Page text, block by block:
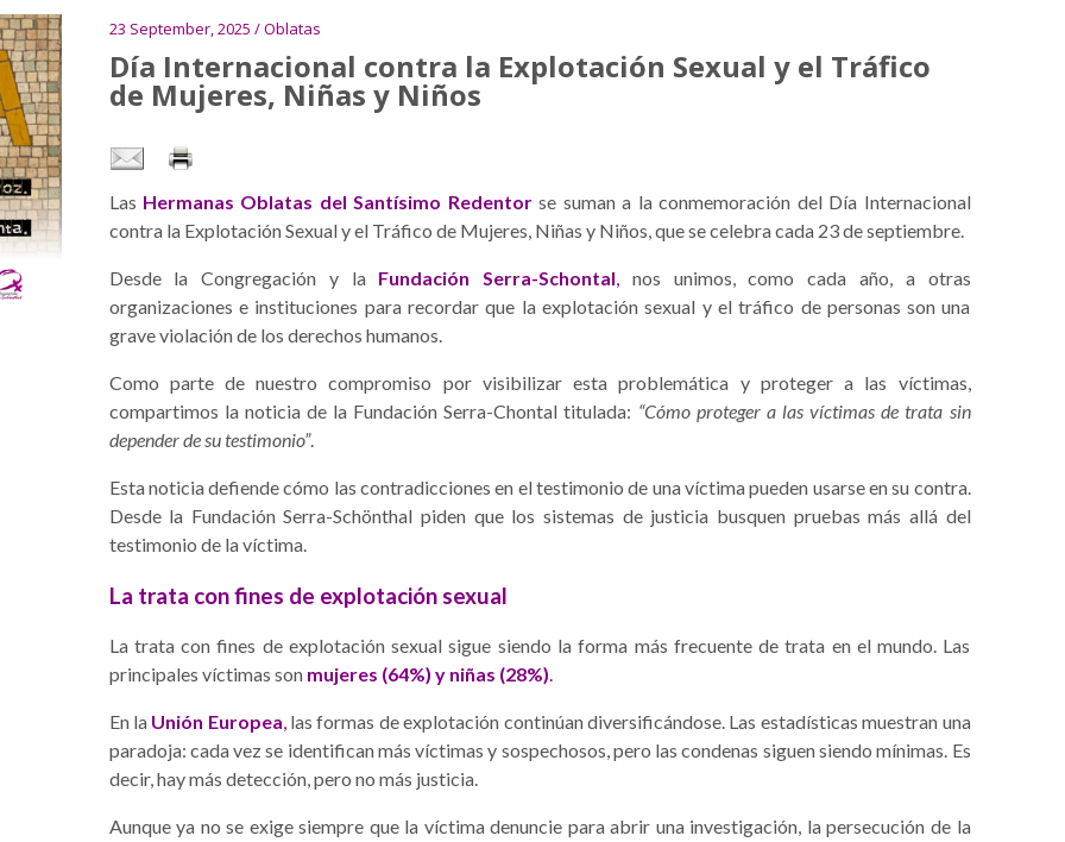
23 September, 2025 / Oblatas
Día Internacional contra la Explotación Sexual y el Tráfico
de Mujeres, Niñas y Niños
Las Hermanas Oblatas del Santísimo Redentorse suman a la conmemoración del Día Internacional
contra la Explotación Sexual y el Tráfico de Mujeres, Niñas y Niños, que se celebra cada 23 de septiembre.
Desde la Congregación y la Fundación Serra-Schontal, nos unimos, como cada año, a otras
organizaciones e instituciones para recordar que la explotación sexual y el tráfico de personas son una
grave violación de los derechos humanos.
Como parte de nuestro compromiso por visibilizar esta problemática y proteger a las víctimas,
compartimos la noticia de la Fundación Serra-Chontal titulada: “Cómo proteger a las víctimas de trata sin
depender de su testimonio”.
Esta noticia defiende cómo las contradicciones en el testimonio de una víctima pueden usarse en su contra.
Desde la Fundación Serra-Schönthal piden que los sistemas de justicia busquen pruebas más allá del
testimonio de la víctima.
La trata con fines de explotación sexual
La trata con fines de explotación sexual sigue siendo la forma más frecuente de trata en el mundo. Las
principales víctimas son mujeres (64%) y niñas (28%).
En la Unión Europea,las formas de explotación continúan diversificándose. Las estadísticas muestran una
paradoja: cada vez se identifican más víctimas y sospechosos, pero las condenas siguen siendo mínimas. Es
decir, hay más detección, pero no más justicia.
Aunque ya no se exige siempre que la víctima denuncie para abrir una investigación, la persecución de la